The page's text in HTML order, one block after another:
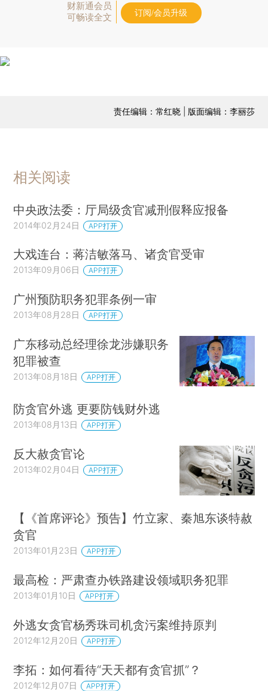
财新通会员
可畅读全文
订阅/会员升级
责任编辑：常红晓 | 版面编辑：李丽莎
相关阅读
中央政法委：厅局级贪官减刑假释应报备
2014年02月24日 APP打开
大戏连台：蒋洁敏落马、诸贪官受审
2013年09月06日 APP打开
广州预防职务犯罪条例一审
2013年08月28日 APP打开
广东移动总经理徐龙涉嫌职务
犯罪被查
2013年08月18日 APP打开
防贪官外逃 更要防钱财外逃
2013年08月13日 APP打开
反大赦贪官论
2013年02月04日 APP打开
【《首席评论》预告】竹立家、秦旭东谈特赦
贪官
2013年01月23日 APP打开
最高检：严肃查办铁路建设领域职务犯罪
2013年01月10日 APP打开
外逃女贪官杨秀珠司机贪污案维持原判
2012年12月20日 APP打开
李拓：如何看待“天天都有贪官抓”？
2012年12月07日 APP打开